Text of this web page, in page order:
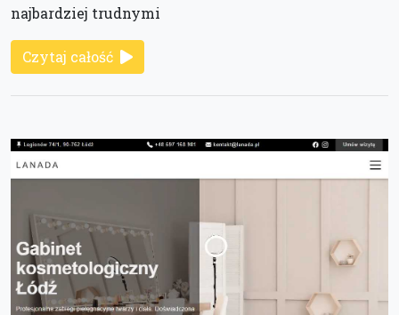
najbardziej trudnymi
Czytaj całość